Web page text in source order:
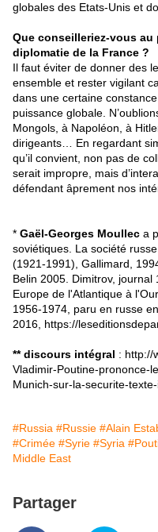
globales des Etats-Unis et
Que conseilleriez-vous
diplomatie de la France ?
Il faut éviter de donner des
ensemble et rester vigilant
dans une certaine
puissance globale.
Mongols, à Napoléon, à
dirigeants… En regardant
qu’il convient, non pas de
serait impropre, mais
défendant âprement nos
* Gaël-Georges Moullec a
soviétiques. La société
(1921-1991), Gallimard,
Belin 2005. Dimitrov,
Europe de l'Atlantique à
1956-1974, paru en russe
2016, https://
** discours intégral : http://
Vladimir-Poutine-prononce-
Munich-sur-la-securite-
#Russia #Russie #Alain
#Crimée #Syrie #Syria
Middle East
Partager